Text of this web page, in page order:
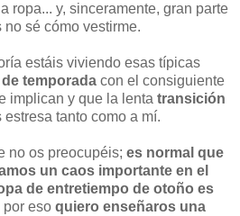
ropa... y, sinceramente, gran parte
no sé cómo vestirme.
estáis viviendo esas típicas
temporada con el consiguiente
implican y que la lenta transición
estresa tanto como a mí.
no os preocupéis; es normal que
un caos importante en el
de entretiempo de otoño es
por eso quiero enseñaros una